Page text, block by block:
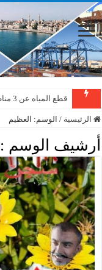
قطع المياه عن 3 مناطق بدمياط
الرئيسية / الوسم: العظيم
أرشيف الوسم :